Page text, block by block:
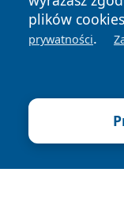
plików
prywatności.
News Autorzy